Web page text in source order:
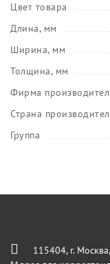
Цвет товара
Длина, мм
Ширина, мм
Толщина, мм
Фирма
Страна
Группа
115404, г.